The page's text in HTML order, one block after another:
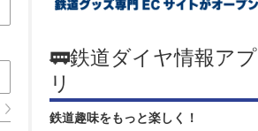
🚃鉄道ダイヤ情報アプ
リ
鉄道趣味をもっと楽しく！